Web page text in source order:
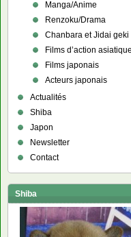
Manga/Anime
Renzoku/Drama
Chanbara et Jidai geki
Films d’action
Films japonais
Acteurs japonais
Actualités
Shiba
Japon
Newsletter
Contact
Shiba